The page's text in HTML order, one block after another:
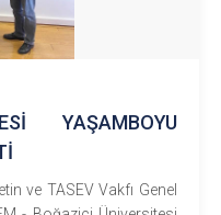
YAŞAMBOYU
ve TASEV Vakfı Genel